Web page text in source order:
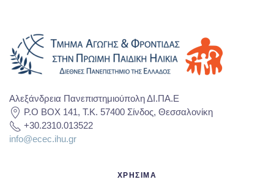
Αλεξάνδρεια Πανεπιστημιούπολη ΔΙ.ΠΑ.Ε
P.O BOX 141, T.K. 57400 Σίνδος, Θεσσαλονίκη
+30.2310.013522
info@ecec.ihu.gr
ΧΡΗΣΙΜΑ